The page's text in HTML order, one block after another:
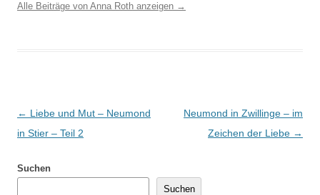
Alle Beiträge von Anna Roth anzeigen →
Beitragsnavigation
← Liebe und Mut – Neumond
in Stier – Teil 2
Neumond in Zwillinge – im
Zeichen der Liebe →
Suchen
Suchen